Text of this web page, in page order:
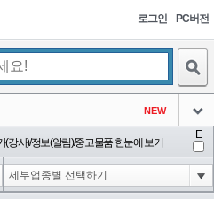
로그인 PC버전
NEW
아이콘
아이콘
강사)/정보(알림)/중고물품 한눈에 보기
E